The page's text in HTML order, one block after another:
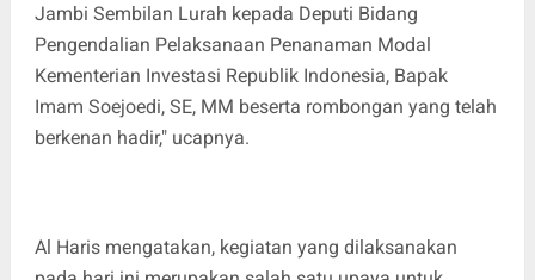
Jambi Sembilan Lurah kepada Deputi Bidang
Pengendalian Pelaksanaan Penanaman Modal
Kementerian Investasi Republik Indonesia, Bapak
Imam Soejoedi, SE, MM beserta rombongan yang telah
berkenan hadir," ucapnya.
Al Haris mengatakan, kegiatan yang dilaksanakan